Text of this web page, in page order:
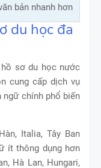
bản nhanh hơn
du học đa
sơ du học nước
cung cấp dịch vụ
ngữ chính phổ biến
Italia, Tây Ban
ít thông dụng hơn
Hà Lan, Hungari,